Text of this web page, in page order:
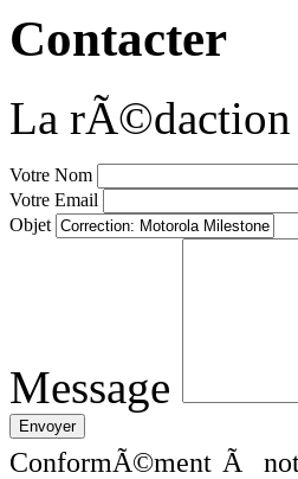
Contacter
La rÃ©daction
Votre Nom
Votre Email
Objet
Message
ConformÃ©ment Ã